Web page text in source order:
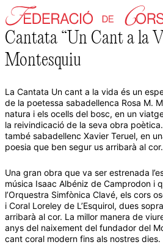
Skip
to
content
Federació de Cors de Clavé
Cantata “Un Cant a la
Montesquiu
La Cantata Un cant a la vida és un
de la poetessa sabadellenca Rosa M.
natura i els ocells del bosc, en un
la reivindicació de la seva obra
també sabadellenc Xavier Teruel, en
poesia que ben segur us arribarà al cor.
Una gran obra que va ser estrenada
música Isaac Albéniz de Camprodon i
l’Orquestra Simfònica Clavé, els cors
i Coral Loreley de L’Esquirol, dues
arribarà al cor. La millor manera de
anys del naixement del fundador del
cant coral modern fins als nostres dies.